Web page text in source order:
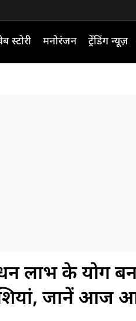
स्टोरी मनोरंजन ट्रेंडिंग न्यूज़
लाभ के योग
जानें आज